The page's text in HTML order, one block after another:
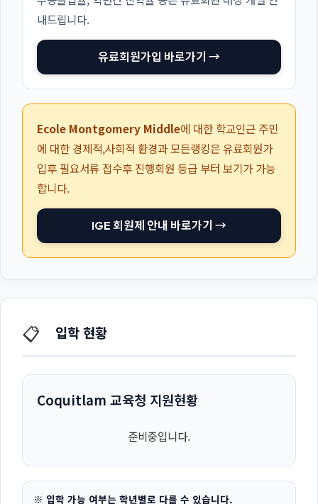
내드립니다.
유료회원가입 바로가기 →
Ecole Montgomery Middle에 대한 학교인근 주민
에 대한 경제적,사회적 환경과 모든랭킹은 유료회원가
입후 필요서류 접수후 진행회원 등급 부터 보기가 가능
합니다.
IGE 회원제 안내 바로가기 →
📋 입학 현황
Coquitlam 교육청 지원현황
준비중입니다.
※ 입학 가능 여부는 학년별로 다를 수 있습니다.